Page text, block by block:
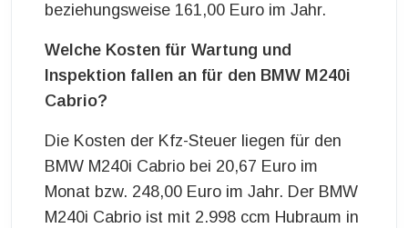
beziehungsweise 161,00 Euro im Jahr.
Welche Kosten für Wartung und
Inspektion fallen an für den BMW M240i
Cabrio?
Die Kosten der Kfz-Steuer liegen für den
BMW M240i Cabrio bei 20,67 Euro im
Monat bzw. 248,00 Euro im Jahr. Der BMW
M240i Cabrio ist mit 2.998 ccm Hubraum in